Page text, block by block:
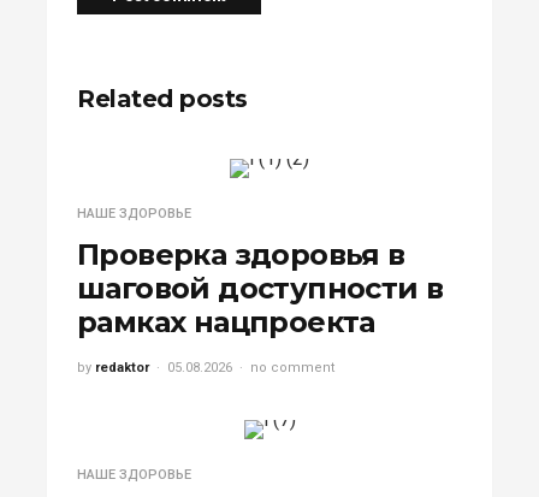
Related posts
НАШЕ ЗДОРОВЬЕ
Проверка здоровья в
шаговой доступности в
рамках нацпроекта
by redaktor 05.08.2026 no comment
НАШЕ ЗДОРОВЬЕ